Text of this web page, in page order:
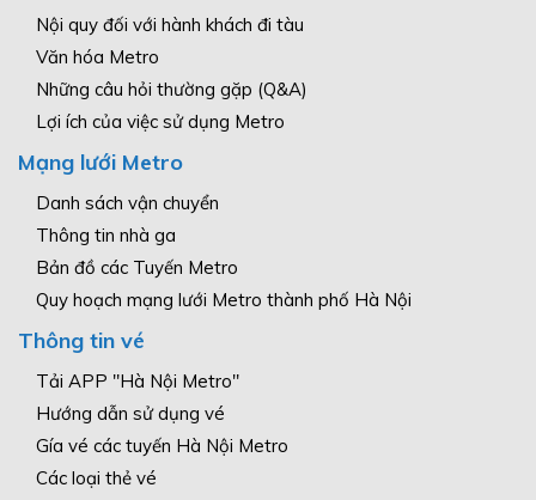
Nội quy đối với hành khách đi tàu
Văn hóa Metro
Những câu hỏi thường gặp (Q&A)
Lợi ích của việc sử dụng Metro
Mạng lưới Metro
Danh sách vận chuyển
Thông tin nhà ga
Bản đồ các Tuyến Metro
Quy hoạch mạng lưới Metro thành phố Hà Nội
Thông tin vé
Tải APP "Hà Nội Metro"
Hướng dẫn sử dụng vé
Gía vé các tuyến Hà Nội Metro
Các loại thẻ vé